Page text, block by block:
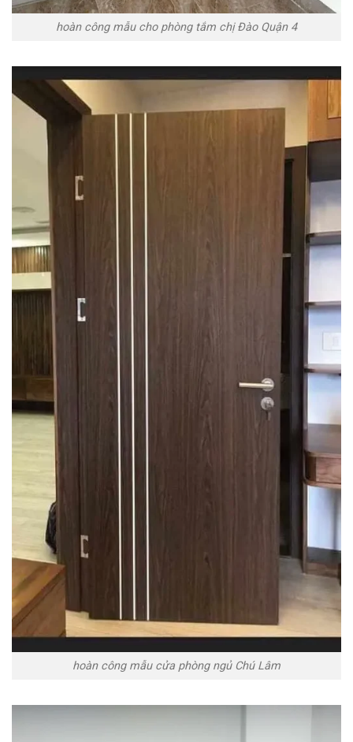
hoàn công mẫu cho phòng tắm chị Đào Quận 4
hoàn công mẫu cửa phòng ngủ Chú Lâm